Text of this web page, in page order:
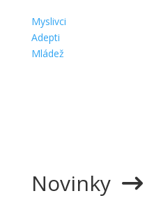
Myslivci
Adepti
Mládež
Novinky